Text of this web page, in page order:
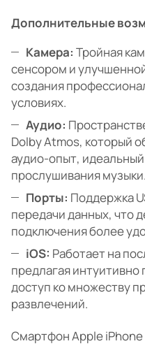
Дополнительные
Камера: Тройная
сенсором и
создания
условиях.
Аудио:
Dolby Atmos, который
аудио-опыт,
прослушивания музыки.
Порты: Поддержка
передачи данных, что
подключения более
iOS: Работает на
предлагая
доступ ко множеству
развлечений.
Смартфон Apple iPhone